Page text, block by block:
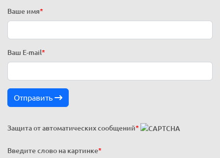
Ваше имя*
Ваш E-mail *
Отправить
Защита от автоматических сообщений*
Введите слово на картинке*